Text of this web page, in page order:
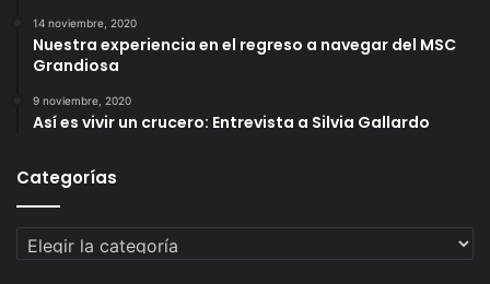
14 noviembre, 2020
Nuestra experiencia en el regreso a navegar del MSC
Grandiosa
9 noviembre, 2020
Así es vivir un crucero: Entrevista a Silvia Gallardo
Categorías
Categorías